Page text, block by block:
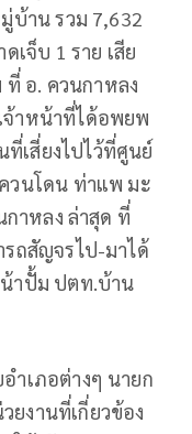
บ้าน รวม 7,632
เจ็บ 1 ราย เสีย
ที่ อ. ควนกาหลง
จ้าหน้าที่ได้อพยพ
เสี่ยงไปไว้ที่ศูนย์
วนโดน ท่าแพ มะ
กาหลง ล่าสุด ที่
ถสัญจรไป-มาได้
น้าปั้ม ปตท.บ้าน
ำเภอต่างๆ นายก
ยงานที่เกี่ยวข้อง